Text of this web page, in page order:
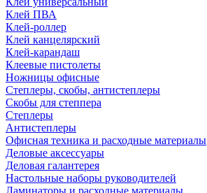
Клей ПВА
Клей-роллер
Клей канцелярский
Клей-карандаш
Клеевые пистолеты
Ножницы офисные
Степлеры, скобы, антистеплеры
Скобы для степпера
Степлеры
Антистеплеры
Офисная техника и расходные материалы
Деловые аксессуары
Деловая галантерея
Настольные наборы руководителей
Ламинаторы и расходные материалы